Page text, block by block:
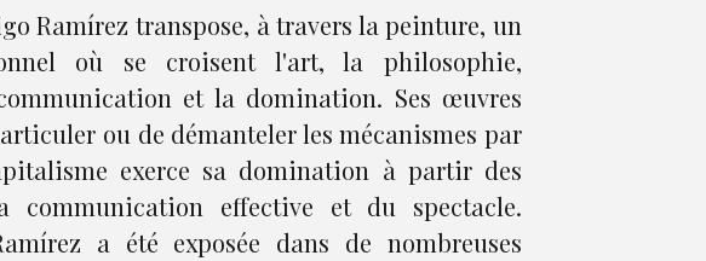
Ramírez transpose, à travers la peinture, un
où se croisent l'art, la philosophie,
et la domination. Ses œuvres
ou de démanteler les mécanismes par
exerce sa domination à partir des
communication effective et du spectacle.
a été exposée dans de nombreuses